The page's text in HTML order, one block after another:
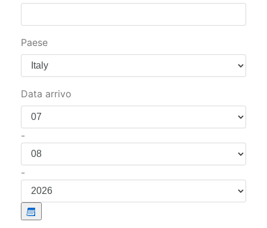
Paese
Data arrivo
-
-